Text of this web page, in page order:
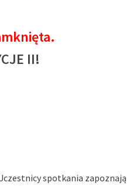
II!
spotkania zapoznają